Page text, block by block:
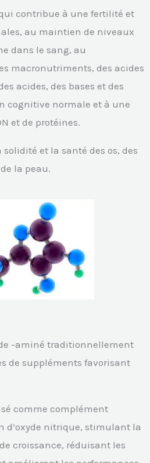
contribue à une fertilité et
au maintien de niveaux
dans le sang, au
macronutriments, des acides
acides, des bases et des
cognitive normale et à une
et de protéines.
et la santé des os, des
la peau.
-aminé traditionnellement
de suppléments favorisant
comme complément
d’oxyde nitrique, stimulant la
croissance, réduisant les